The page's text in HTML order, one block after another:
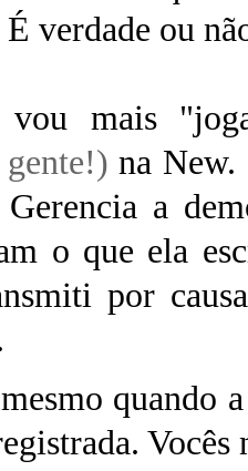
verdade ou
vou mais
na New.
a
o que ela
por
quando